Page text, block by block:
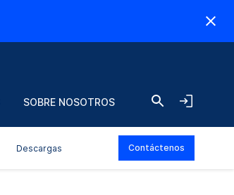
SOBRE NOSOTROS
Descargas Contáctenos